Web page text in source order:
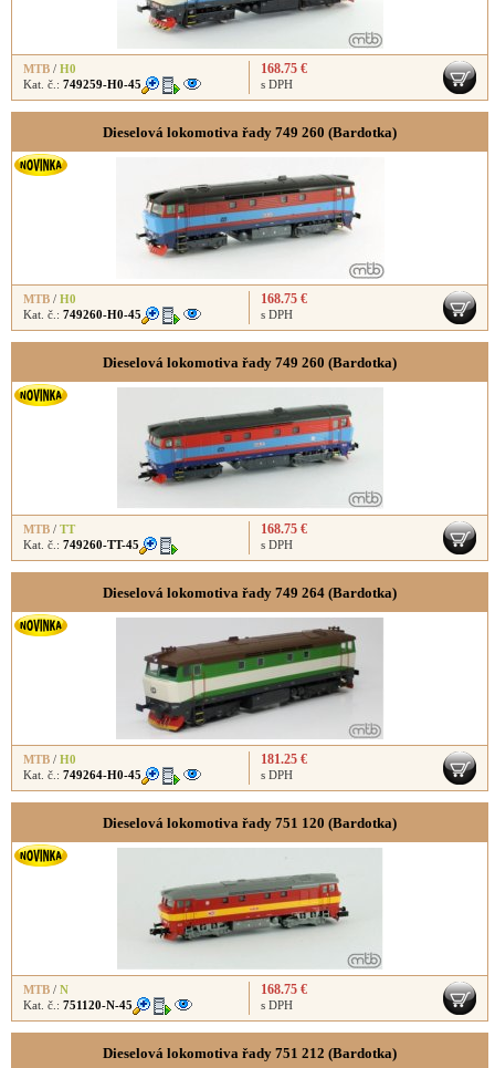
MTB / H0
Kat. č.: 749259-H0-45
168.75 €
s DPH
Dieselová lokomotiva řady 749 260 (Bardotka)
MTB / H0
Kat. č.: 749260-H0-45
168.75 €
s DPH
Dieselová lokomotiva řady 749 260 (Bardotka)
MTB / TT
Kat. č.: 749260-TT-45
168.75 €
s DPH
Dieselová lokomotiva řady 749 264 (Bardotka)
MTB / H0
Kat. č.: 749264-H0-45
181.25 €
s DPH
Dieselová lokomotiva řady 751 120 (Bardotka)
MTB / N
Kat. č.: 751120-N-45
168.75 €
s DPH
Dieselová lokomotiva řady 751 212 (Bardotka)